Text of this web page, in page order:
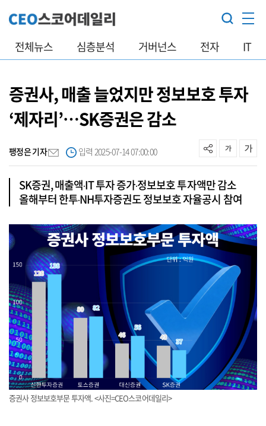
전체뉴스 심층분석 거버넌스 전자 IT
증권사, 매출 늘었지만 정보보호 투자
‘제자리’…SK증권은 감소
팽정은 기자 입력 2025-07-14 07:00:00
SK증권, 매출액‧IT 투자 증가‧정보보호 투자액만 감소
올해부터 한투‧NH투자증권도 정보보호 자율공시 참여
증권사 정보보호부문 투자액. <사진=CEO스코어데일리>